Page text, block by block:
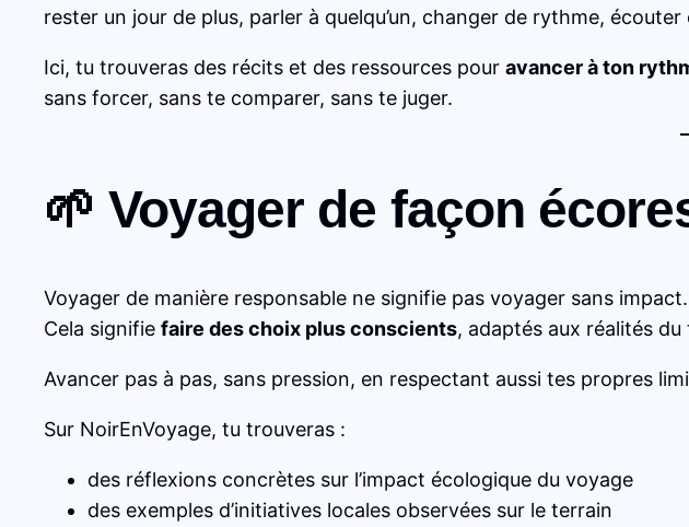
rester un jour de plus, parler à quelqu’un, changer de rythme,
Ici, tu trouveras des récits et des ressources pour avancer à ton
sans forcer, sans te comparer, sans te juger.
🌱 Voyager de façon
Voyager de manière responsable ne signifie pas voyager sans impact.
Cela signifie faire des choix plus conscients, adaptés aux réalités du
Avancer pas à pas, sans pression, en respectant aussi tes propres
Sur NoirEnVoyage, tu trouveras :
des réflexions concrètes sur l’impact écologique du voyage
des exemples d’initiatives locales observées sur le terrain